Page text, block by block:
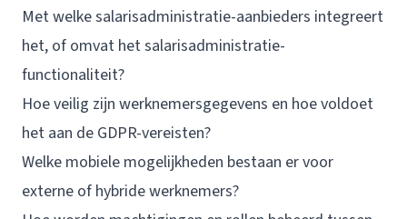
Met welke salarisadministratie-aanbieders integreert
het, of omvat het salarisadministratie-
functionaliteit?
Hoe veilig zijn werknemersgegevens en hoe voldoet
het aan de GDPR-vereisten?
Welke mobiele mogelijkheden bestaan er voor
externe of hybride werknemers?